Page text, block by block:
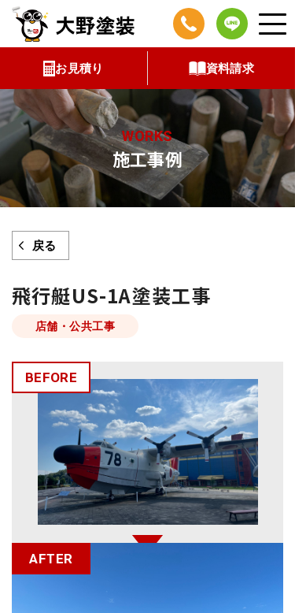
コ
ツ
へ
ス
キ
ッ
お見積り 資料請求
WORKS
施工事例
戻る
飛行艇US-1A塗装工事
店舗・公共工事